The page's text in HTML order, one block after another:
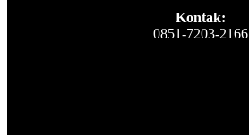
Kontak:
0851-7203-2166